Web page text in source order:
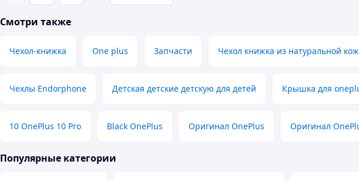
Смотри также
Чехол-книжка One plus Запчаcти Чехол книжка из натуральной
Чехлы Endorphone Детская детские детскую для детей Крышка для
10 OnePlus 10 Pro Black OnePlus Оригинал OnePlus Оригинал
Популярные категории